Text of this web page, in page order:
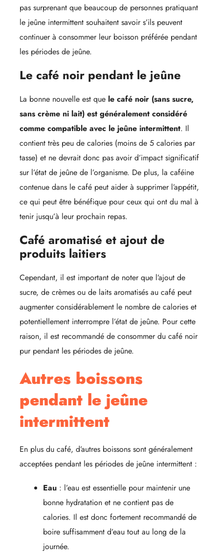
pas surprenant que beaucoup de personnes pratiquant
le jeûne intermittent souhaitent savoir s’ils peuvent
continuer à consommer leur boisson préférée pendant
les périodes de jeûne.
Le café noir pendant le jeûne
La bonne nouvelle est que le café noir (sans sucre,
sans crème ni lait) est généralement considéré
comme compatible avec le jeûne intermittent. Il
contient très peu de calories (moins de 5 calories par
tasse) et ne devrait donc pas avoir d’impact significatif
sur l’état de jeûne de l’organisme. De plus, la caféine
contenue dans le café peut aider à supprimer l’appétit,
ce qui peut être bénéfique pour ceux qui ont du mal à
tenir jusqu’à leur prochain repas.
Café aromatisé et ajout de
produits laitiers
Cependant, il est important de noter que l’ajout de
sucre, de crèmes ou de laits aromatisés au café peut
augmenter considérablement le nombre de calories et
potentiellement interrompre l’état de jeûne. Pour cette
raison, il est recommandé de consommer du café noir
pur pendant les périodes de jeûne.
Autres boissons
pendant le jeûne
intermittent
En plus du café, d’autres boissons sont généralement
acceptées pendant les périodes de jeûne intermittent :
Eau : l’eau est essentielle pour maintenir une
bonne hydratation et ne contient pas de
calories. Il est donc fortement recommandé de
boire suffisamment d’eau tout au long de la
journée.